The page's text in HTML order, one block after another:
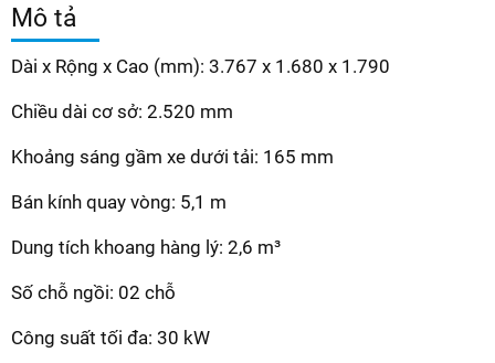
Mô tả
Dài x Rộng x Cao (mm): 3.767 x 1.680 x 1.790
Chiều dài cơ sở: 2.520 mm
Khoảng sáng gầm xe dưới tải: 165 mm
Bán kính quay vòng: 5,1 m
Dung tích khoang hàng lý: 2,6 m³
Số chỗ ngồi: 02 chỗ
Công suất tối đa: 30 kW